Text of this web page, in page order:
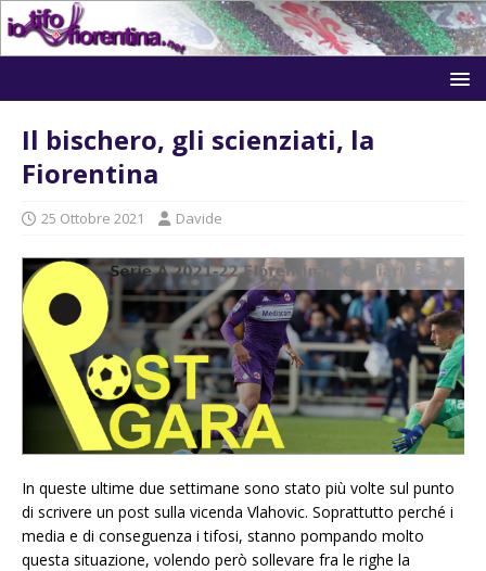
Il bischero, gli scienziati, la
Fiorentina
25 Ottobre 2021 Davide
In queste ultime due settimane sono stato più volte sul punto
di scrivere un post sulla vicenda Vlahovic. Soprattutto perché i
media e di conseguenza i tifosi, stanno pompando molto
questa situazione, volendo però sollevare fra le righe la